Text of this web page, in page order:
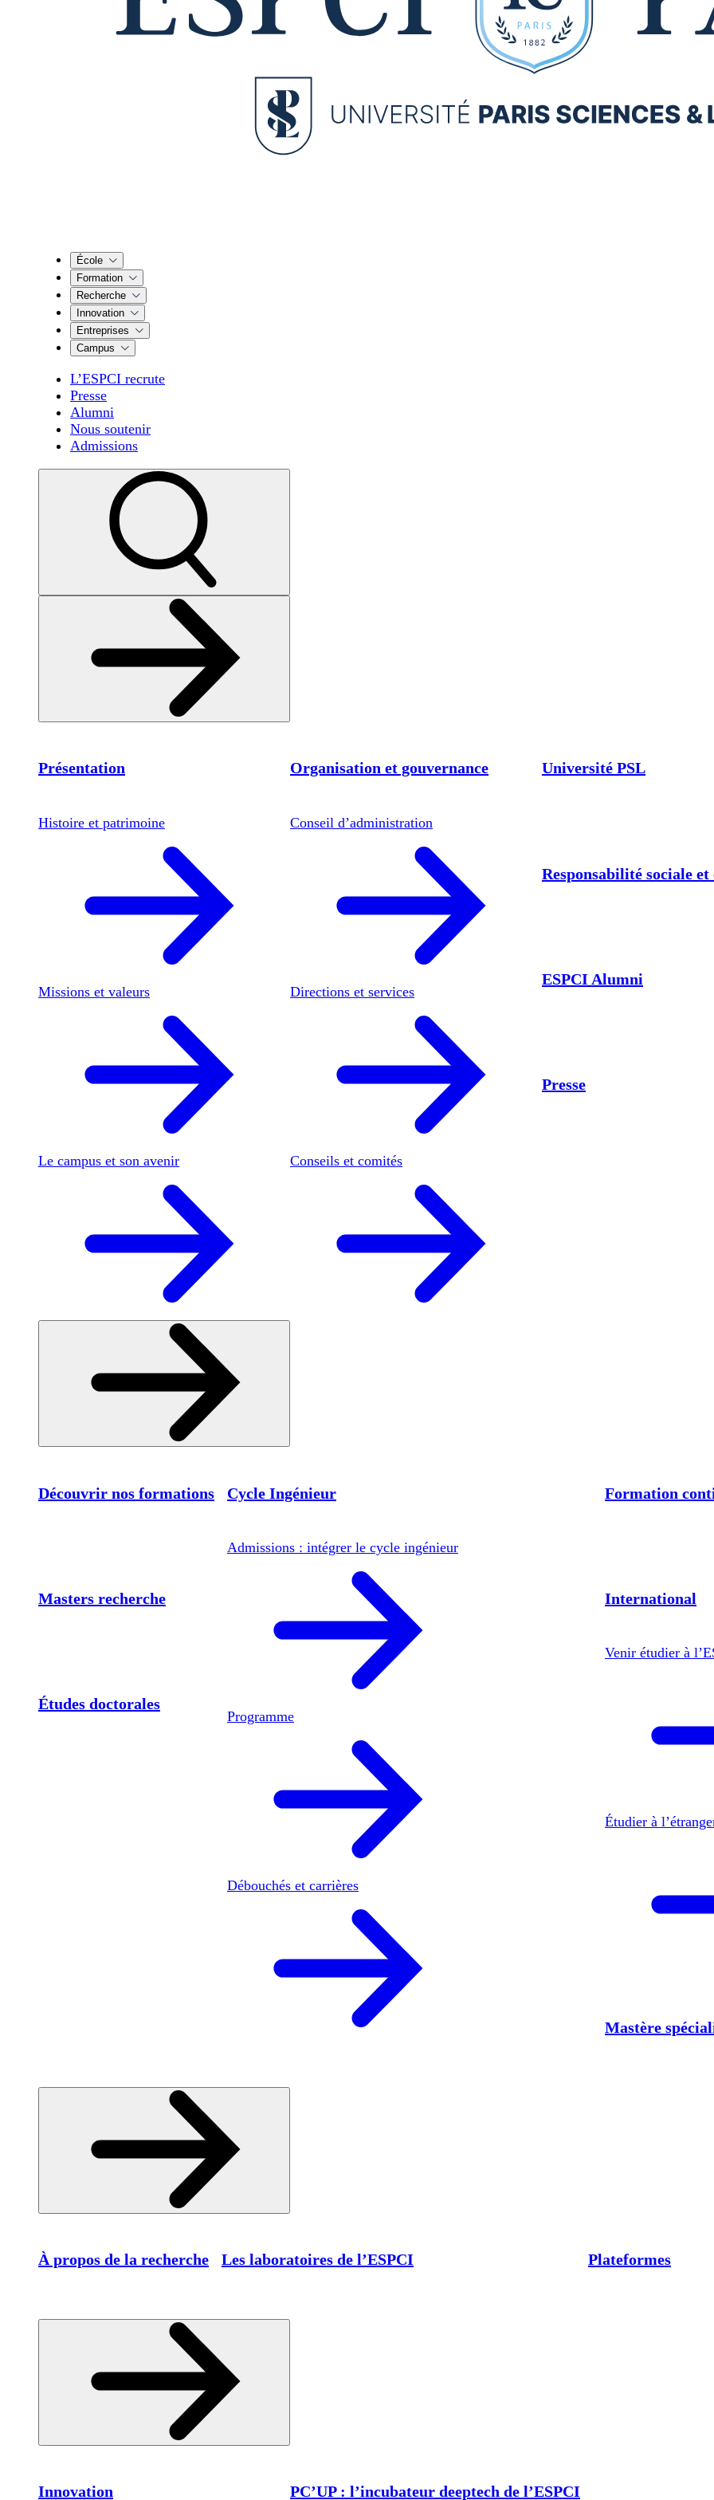
École
Formation
Recherche
Innovation
Entreprises
Campus
L’ESPCI recrute
Presse
Alumni
Nous soutenir
Admissions
Présentation
Histoire et patrimoine
Missions et valeurs
Le campus et son avenir
Organisation et gouvernance
Conseil d’administration
Directions et services
Conseils et comités
Université PSL
Responsabilité sociale
ESPCI Alumni
Presse
Découvrir nos formations Cycle Ingénieur
Admissions : intégrer le cycle ingénieur
Programme
Débouchés et carrières
Formation
International
Venir étudier à
Étudier à
Masters recherche
Études doctorales
Mastère
À propos de la recherche Les laboratoires de l’ESPCI Plateformes
Innovation PC’UP : l’incubateur deeptech de l’ESPCI